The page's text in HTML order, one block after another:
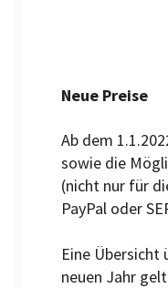
Neue Preise
Ab dem
sowie die
(nicht nur für
PayPal oder
Eine Übersicht
neuen Jahr